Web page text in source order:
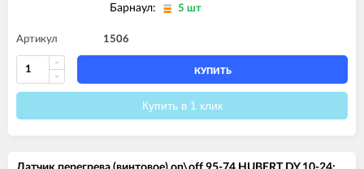
Барнаул: 5 шт
Артикул 1506
КУПИТЬ
Купить в 1 клик